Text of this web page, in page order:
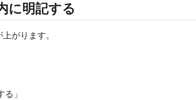
に明記する
がります。
」